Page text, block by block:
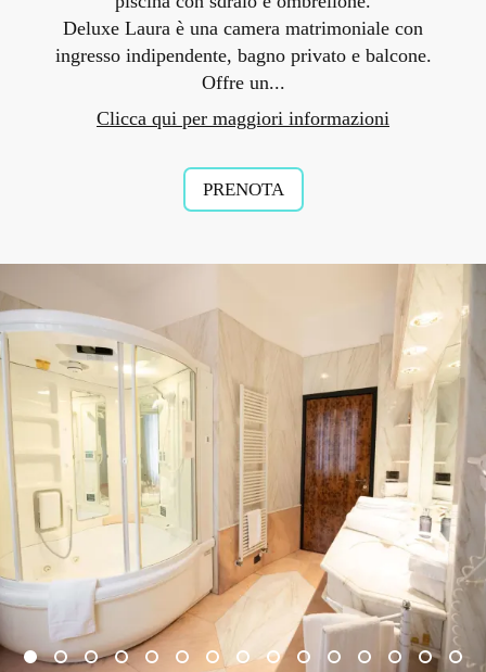
Deluxe Laura è una camera matrimoniale con
ingresso indipendente, bagno privato e balcone.
Offre un...
Clicca qui per maggiori informazioni
PRENOTA